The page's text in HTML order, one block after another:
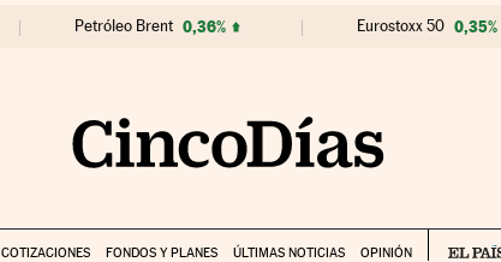
Petróleo Brent 0,36% Eurostoxx 50 0,35%
COTIZACIONES FONDOS Y PLANES ÚLTIMAS NOTICIAS OPINIÓN